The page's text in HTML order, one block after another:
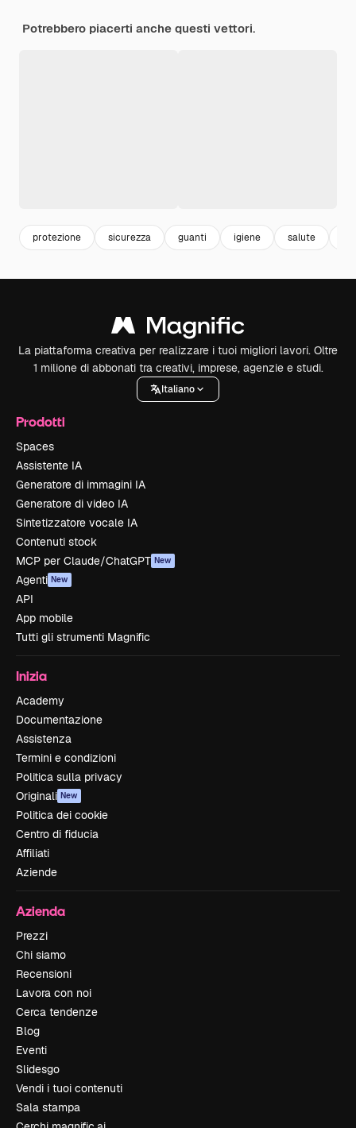
Potrebbero piacerti anche questi vettori.
protezione sicurezza guanti igiene salute
La piattaforma creativa per realizzare i tuoi migliori lavori. Oltre
1 milione di abbonati tra creativi, imprese, agenzie e studi.
Italiano
Prodotti
Spaces
Assistente IA
Generatore di immagini IA
Generatore di video IA
Sintetizzatore vocale IA
Contenuti stock
MCP per Claude/ChatGPT New
Agenti New
API
App mobile
Tutti gli strumenti Magnific
Inizia
Academy
Documentazione
Assistenza
Termini e condizioni
Politica sulla privacy
Originali New
Politica dei cookie
Centro di fiducia
Affiliati
Aziende
Azienda
Prezzi
Chi siamo
Recensioni
Lavora con noi
Cerca tendenze
Blog
Eventi
Slidesgo
Vendi i tuoi contenuti
Sala stampa